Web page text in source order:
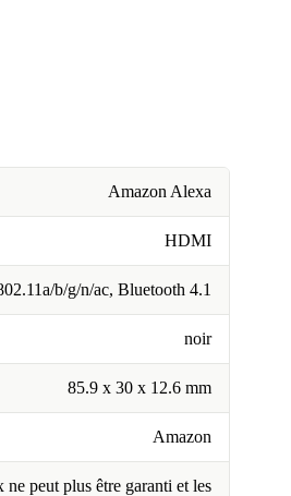
Amazon Alexa
HDMI
b/g/n/ac, Bluetooth 4.1
noir
85.9 x 30 x 12.6 mm
Amazon
peut plus être garanti et les